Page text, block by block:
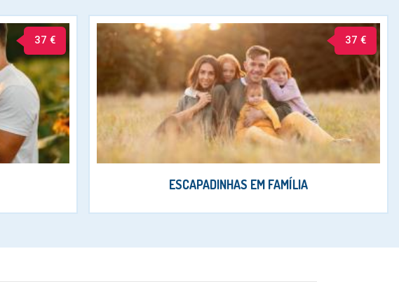
37 € 37 €
ESCAPADINHAS EM FAMÍLIA